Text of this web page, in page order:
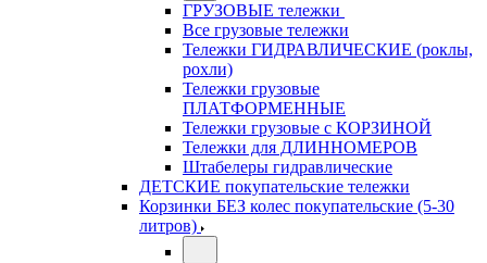
ГРУЗОВЫЕ тележки
Все грузовые тележки
Тележки ГИДРАВЛИЧЕСКИЕ (роклы,
рохли)
Тележки грузовые
ПЛАТФОРМЕННЫЕ
Тележки грузовые с КОРЗИНОЙ
Тележки для ДЛИННОМЕРОВ
Штабелеры гидравлические
ДЕТСКИЕ покупательские тележки
Корзинки БЕЗ колес покупательские (5-30
литров)